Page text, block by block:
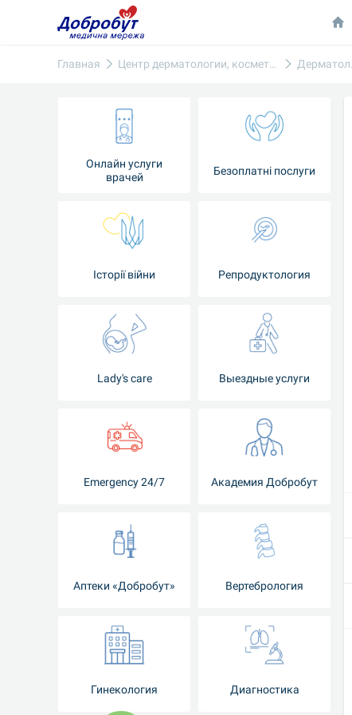
Главная Центр дерматологии, косметологии
Онлайн услуги
врачей
Безоплатні послуги
Iсторії війни Репродуктология
Lady's care Выездные услуги
Emergency 24/7 Академия Добробут
Аптеки «Добробут» Вертебрология
Гинекология Диагностика